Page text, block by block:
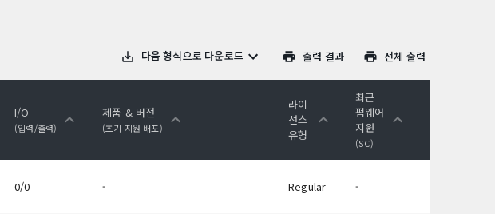
다음 형식으로 다운로드 출력 결과 전체 출력
I/O
(입력/출력)
제품 & 버전
(초기 지원 배포)
라이
선스
유형
최근
펌웨어
지원
(SC)
0/0 - Regular -